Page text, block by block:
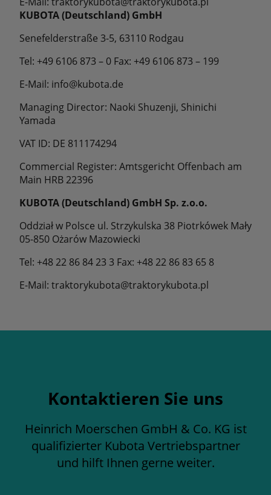
KUBOTA (Deutschland) GmbH
Senefelderstraße 3-5, 63110 Rodgau
Tel: +49 6106 873 – 0 Fax: +49 6106 873 – 199
E-Mail: info@kubota.de
Managing Director: Naoki Shuzenji, Shinichi
Yamada
VAT ID: DE 811174294
Commercial Register: Amtsgericht Offenbach am
Main HRB 22396
KUBOTA (Deutschland) GmbH Sp. z.o.o.
Oddział w Polsce ul. Strzykulska 38 Piotrkówek Mały
05-850 Ożarów Mazowiecki
Tel: +48 22 86 84 23 3 Fax: +48 22 86 83 65 8
E-Mail: traktorykubota@traktorykubota.pl
Kontaktieren Sie uns
Heinrich Moerschen GmbH & Co. KG ist
qualifizierter Kubota Vertriebspartner
und hilft Ihnen gerne weiter.